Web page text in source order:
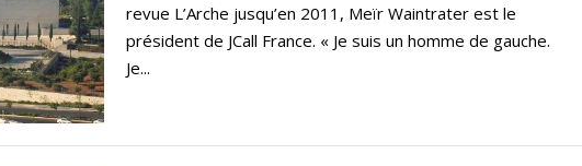
revue L’Arche jusqu’en 2011, Meïr Waintrater est le
président de JCall France. « Je suis un homme de gauche.
Je...